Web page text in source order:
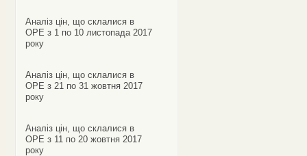
Аналіз цін, що склалися в
ОРЕ з 1 по 10 листопада 2017
року
Аналіз цін, що склалися в
ОРЕ з 21 по 31 жовтня 2017
року
Аналіз цін, що склалися в
ОРЕ з 11 по 20 жовтня 2017
року